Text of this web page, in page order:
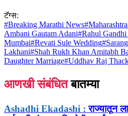
टॅग्स:
#Breaking Marathi News#
Ambani Gautam Adani#Rahul
Mumbai#Revati Sule Wedding#
Lakhani#Shah Rukh Khan Amitabh
Daughter Marriage#Uddhav Raj
आणखी संबंधित बातम्या
Ashadhi Ekadashi : राज्यातून